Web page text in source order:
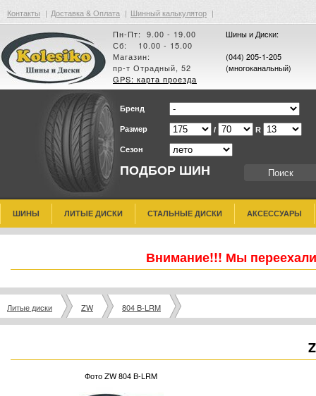
Контакты | Доставка & Оплата | Шинный калькулятор |
Пн-Пт: 9.00 - 19.00
Сб: 10.00 - 15.00
Магазин:
пр-т Отрадный, 52
GPS: карта проезда
Шины и Диски:
(044) 205-1-205
(многоканальный)
ПОДБОР ШИН
Бренд
Размер / R
Сезон
ШИНЫ ЛИТЫЕ ДИСКИ СТАЛЬНЫЕ ДИСКИ АКСЕССУАРЫ
Внимание!!! Мы
Литые диски ZW 804 B-LRM
Фото ZW 804 B-LRM